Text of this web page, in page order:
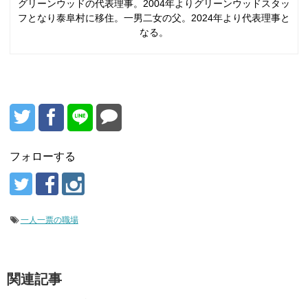
グリーンウッドの代表理事。2004年よりグリーンウッドスタッ
フとなり泰阜村に移住。一男二女の父。2024年より代表理事と
なる。
フォローする
一人一票の職場
関連記事